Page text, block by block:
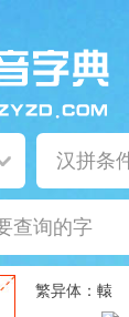
繁异体： 轅